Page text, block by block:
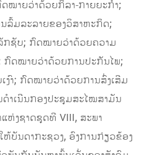
ໝາຍວ່າດ້ວຍກິລາ-ກາຍຍະກຳ;
ລົ້ມລະລາຍຂອງວິສາຫະກິດ;
ຊັບ; ກົດໝາຍວ່າດ້ວຍຄວາມ
ກົດໝາຍວ່າດ້ວຍການປະກັນໄພ;
າ; ກົດໝາຍວ່າດ້ວຍການສົ່ງເສີມ
ຳເນີນກອງປະຊຸມສະໄໝສາມັນ
ຫ່ງຊາດຊຸດທີ VIII, ສະພາ
ຫ້ບັນດາກະຊວງ, ອົງການກ່ຽວຂ້ອງ